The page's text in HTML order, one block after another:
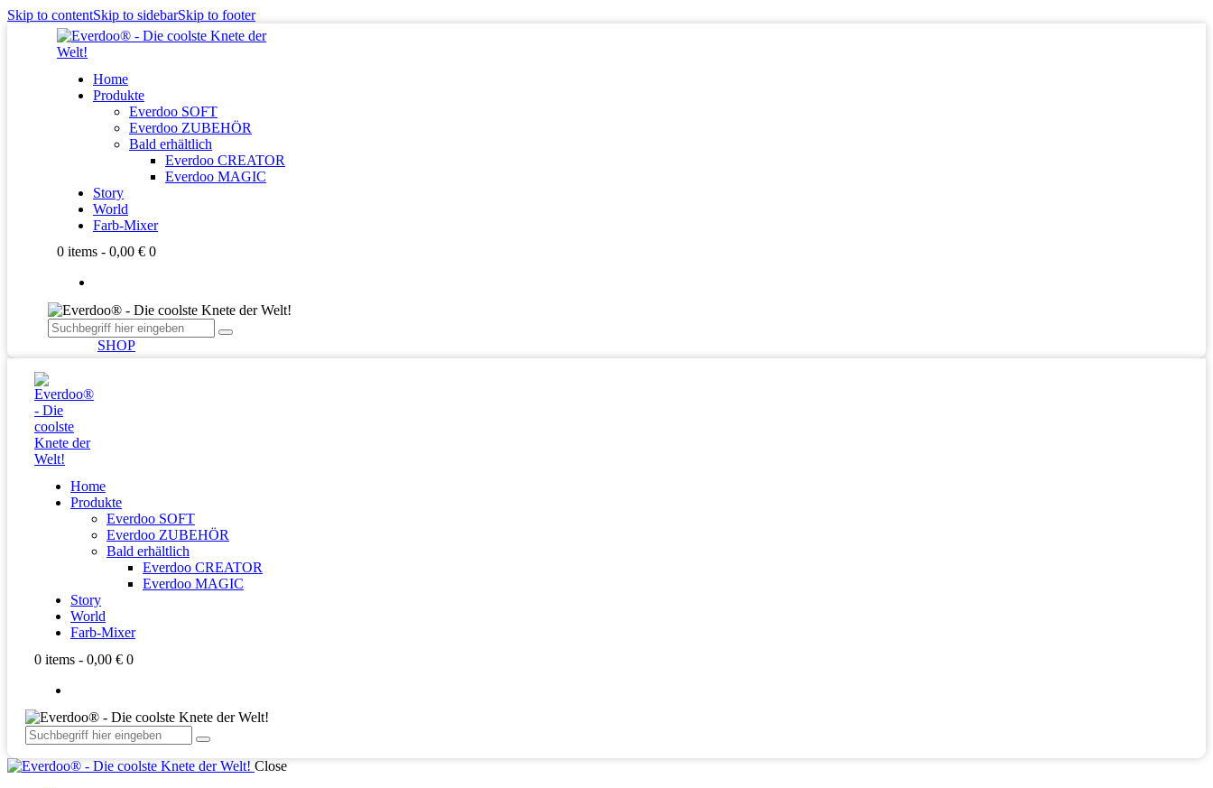
Skip to contentSkip to sidebarSkip to footer
Home
Produkte
Everdoo SOFT
Everdoo ZUBEHÖR
Bald erhältlich
Everdoo CREATOR
Everdoo MAGIC
Story
World
Farb-Mixer
0 items - 0,00 € 0
SHOP
Home
Produkte
Everdoo SOFT
Everdoo ZUBEHÖR
Bald erhältlich
Everdoo CREATOR
Everdoo MAGIC
Story
World
Farb-Mixer
0 items - 0,00 € 0
Close